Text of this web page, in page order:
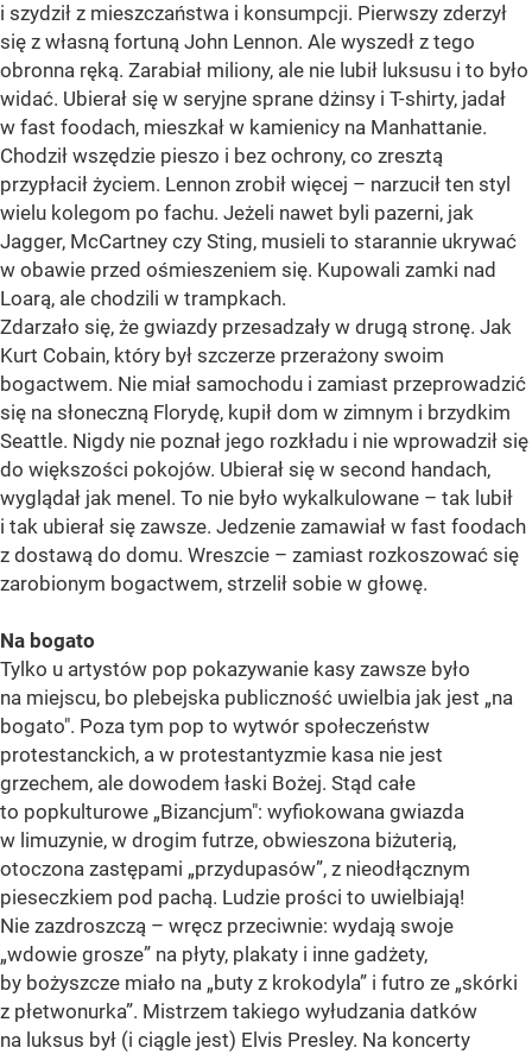
i szydził z mieszczaństwa i konsumpcji. Pierwszy zderzył
się z własną fortuną John Lennon. Ale wyszedł z tego
obronna ręką. Zarabiał miliony, ale nie lubił luksusu i to było
widać. Ubierał się w seryjne sprane dżinsy i T-shirty, jadał
w fast foodach, mieszkał w kamienicy na Manhattanie.
Chodził wszędzie pieszo i bez ochrony, co zresztą
przypłacił życiem. Lennon zrobił więcej – narzucił ten styl
wielu kolegom po fachu. Jeżeli nawet byli pazerni, jak
Jagger, McCartney czy Sting, musieli to starannie ukrywać
w obawie przed ośmieszeniem się. Kupowali zamki nad
Loarą, ale chodzili w trampkach.
Zdarzało się, że gwiazdy przesadzały w drugą stronę. Jak
Kurt Cobain, który był szczerze przerażony swoim
bogactwem. Nie miał samochodu i zamiast przeprowadzić
się na słoneczną Florydę, kupił dom w zimnym i brzydkim
Seattle. Nigdy nie poznał jego rozkładu i nie wprowadził się
do większości pokojów. Ubierał się w second handach,
wyglądał jak menel. To nie było wykalkulowane – tak lubił
i tak ubierał się zawsze. Jedzenie zamawiał w fast foodach
z dostawą do domu. Wreszcie – zamiast rozkoszować się
zarobionym bogactwem, strzelił sobie w głowę.
Na bogato
Tylko u artystów pop pokazywanie kasy zawsze było
na miejscu, bo plebejska publiczność uwielbia jak jest „na
bogato". Poza tym pop to wytwór społeczeństw
protestanckich, a w protestantyzmie kasa nie jest
grzechem, ale dowodem łaski Bożej. Stąd całe
to popkulturowe „Bizancjum": wyfiokowana gwiazda
w limuzynie, w drogim futrze, obwieszona biżuterią,
otoczona zastępami „przydupasów”, z nieodłącznym
pieseczkiem pod pachą. Ludzie prości to uwielbiają!
Nie zazdroszczą – wręcz przeciwnie: wydają swoje
„wdowie grosze” na płyty, plakaty i inne gadżety,
by bożyszcze miało na „buty z krokodyla” i futro ze „skórki
z płetwonurka”. Mistrzem takiego wyłudzania datków
na luksus był (i ciągle jest) Elvis Presley. Na koncerty